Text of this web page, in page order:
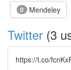
0 Mendeley
Twitter (3
https://t.co/